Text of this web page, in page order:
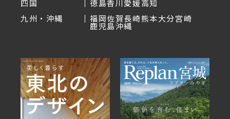
四国
徳島香川愛媛高知
九州・沖縄
福岡佐賀長崎熊本大分宮崎
鹿児島沖縄